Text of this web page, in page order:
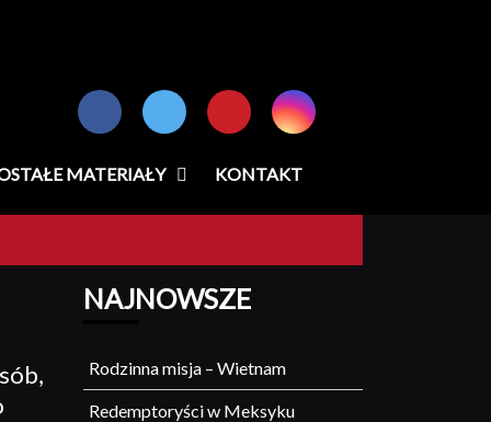
MATERIAŁY KONTAKT
NAJNOWSZE
Rodzinna misja – Wietnam
Redemptoryści w Meksyku